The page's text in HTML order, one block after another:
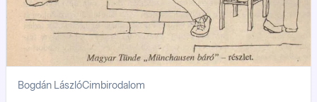
Bogdán LászlóCimbirodalom